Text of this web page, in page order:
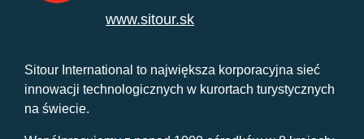
www.sitour.sk
Sitour International to największa korporacyjna sieć
innowacji technologicznych w kurortach turystycznych
na świecie.